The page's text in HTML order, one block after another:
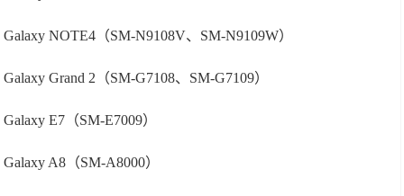
Galaxy NOTE4（SM-N9108V、SM-N9109W）
Galaxy Grand 2（SM-G7108、SM-G7109）
Galaxy E7（SM-E7009）
Galaxy A8（SM-A8000）